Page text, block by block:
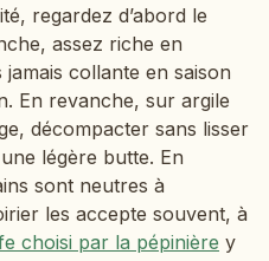
regardez d’abord le
assez riche en
collante en saison
En revanche, sur argile
décompacter sans lisser
légère butte. En
sont neutres à
les accepte souvent, à
choisi par la pépinière y